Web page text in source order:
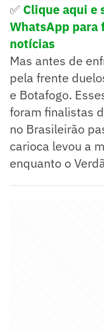
✅ Clique aqui e
WhatsApp para
notícias
Mas antes de
pela frente
e Botafogo.
foram finalistas
no Brasileirão
carioca levou a
enquanto o